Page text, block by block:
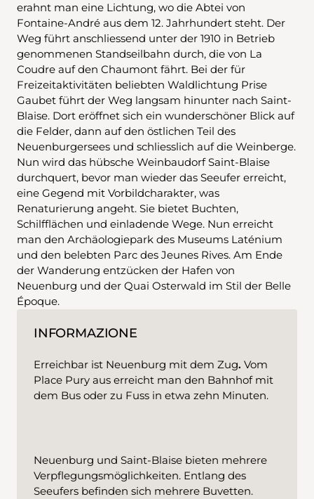
erahnt man eine Lichtung, wo die Abtei von
Fontaine-André aus dem 12. Jahrhundert steht. Der
Weg führt anschliessend unter der 1910 in Betrieb
genommenen Standseilbahn durch, die von La
Coudre auf den Chaumont fährt. Bei der für
Freizeitaktivitäten beliebten Waldlichtung Prise
Gaubet führt der Weg langsam hinunter nach Saint-
Blaise. Dort eröffnet sich ein wunderschöner Blick auf
die Felder, dann auf den östlichen Teil des
Neuenburgersees und schliesslich auf die Weinberge.
Nun wird das hübsche Weinbaudorf Saint-Blaise
durchquert, bevor man wieder das Seeufer erreicht,
eine Gegend mit Vorbildcharakter, was
Renaturierung angeht. Sie bietet Buchten,
Schilfflächen und einladende Wege. Nun erreicht
man den Archäologiepark des Museums Laténium
und den belebten Parc des Jeunes Rives. Am Ende
der Wanderung entzücken der Hafen von
Neuenburg und der Quai Osterwald im Stil der Belle
Époque.
INFORMAZIONE
Erreichbar ist Neuenburg mit dem Zug. Vom
Place Pury aus erreicht man den Bahnhof mit
dem Bus oder zu Fuss in etwa zehn Minuten.
Neuenburg und Saint-Blaise bieten mehrere
Verpflegungsmöglichkeiten. Entlang des
Seeufers befinden sich mehrere Buvetten.